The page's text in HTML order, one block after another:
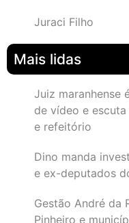
Juraci Filho
Mais lidas
Juiz maranhense
de vídeo e
e refeitório
Dino manda
e ex-deputados
Gestão André da
Pinheiro e